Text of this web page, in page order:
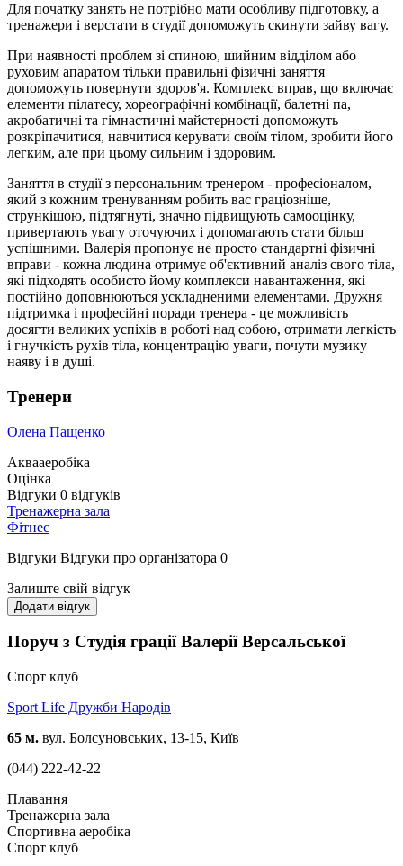
Для початку занять не потрібно мати особливу підготовку, а
тренажери і верстати в студії допоможуть скинути зайву вагу.
При наявності проблем зі спиною, шийним відділом або
руховим апаратом тільки правильні фізичні заняття
допоможуть повернути здоров'я. Комплекс вправ, що включає
елементи пілатесу, хореографічні комбінації, балетні па,
акробатичні та гімнастичні майстерності допоможуть
розкріпачитися, навчитися керувати своїм тілом, зробити його
легким, але при цьому сильним і здоровим.
Заняття в студії з персональним тренером - професіоналом,
який з кожним тренуванням робить вас граціозніше,
стрункішою, підтягнуті, значно підвищують самооцінку,
привертають увагу оточуючих і допомагають стати більш
успішними. Валерія пропонує не просто стандартні фізичні
вправи - кожна людина отримує об'єктивний аналіз свого тіла,
які підходять особисто йому комплекси навантаження, які
постійно доповнюються ускладненими елементами. Дружня
підтримка і професійні поради тренера - це можливість
досягти великих успіхів в роботі над собою, отримати легкість
і гнучкість рухів тіла, концентрацію уваги, почути музику
наяву і в душі.
Тренери
Олена Пащенко
Аквааеробіка
Оцінка
Відгуки 0 відгуків
Тренажерна зала
Фітнес
Відгуки Відгуки про організатора 0
Залиште свій відгук
Додати відгук
Поруч з Cтудія грації Валерії Версальської
Спорт клуб
Sport Life Дружби Народів
65 м. вул. Болсуновських, 13-15, Київ
(044) 222-42-22
Плавання
Тренажерна зала
Спортивна аеробіка
Спорт клуб